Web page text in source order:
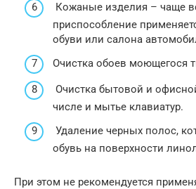
Кожаные изделия – чаще
приспособление
обуви или салона
Очистка обоев моющегося
Очистка бытовой и
числе и мытье клавиатур.
Удаление черных полос,
обувь на поверхности
При этом не рекомендуется